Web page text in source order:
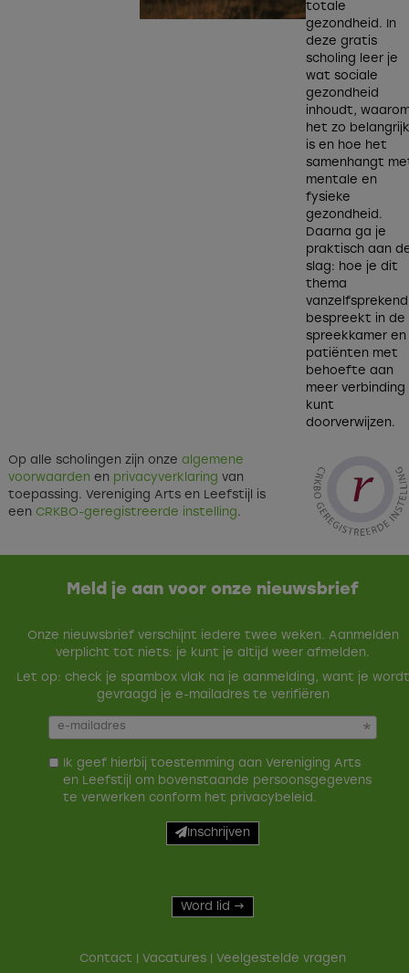
totale
gezondheid. In
deze gratis
scholing leer je
wat sociale
gezondheid
inhoudt,
het zo
is en hoe het
samenhangt
mentale en
fysieke
gezondheid.
Daarna ga je
praktisch aan
slag: hoe je dit
thema
vanzelfsprekend
bespreekt in de
spreekkamer en
patiënten met
behoefte aan
meer verbinding
kunt
doorverwijzen.
Op alle scholingen zijn onze algemene
voorwaarden en privacyverklaring van
toepassing. Vereniging Arts en Leefstijl is
een CRKBO-geregistreerde instelling.
Meld je aan voor onze nieuwsbrief
Onze nieuwsbrief verschijnt iedere twee weken. Aanmelden
verplicht tot niets: je kunt je altijd weer afmelden.
Let op: check je spambox vlak na je aanmelding, want je wordt
gevraagd je e-mailadres te verifiëren
Ik geef hierbij toestemming aan Vereniging Arts
en Leefstijl om bovenstaande persoonsgegevens
te verwerken conform het privacybeleid .
Inschrijven
Word lid →
Contact Vacatures Veelgestelde vragen